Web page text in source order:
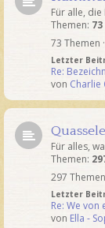
Für alle,
Themen: 73
73 Themen
Letzter
Re:
von Charlie
Für alles,
Themen:
297
Letzter
Re: We
von Ella -